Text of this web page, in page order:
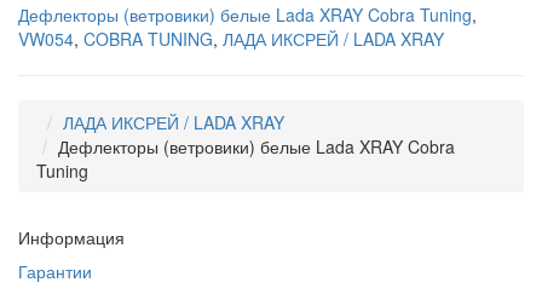
Дефлекторы (ветровики) белые Lada XRAY Cobra Tuning,
VW054, COBRA TUNING, ЛАДА ИКСРЕЙ / LADA XRAY
ЛАДА ИКСРЕЙ / LADA XRAY
Дефлекторы (ветровики) белые Lada XRAY Cobra
Tuning
Информация
Гарантии